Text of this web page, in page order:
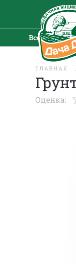
Все новости
ГЛАВНАЯ
Оценка: